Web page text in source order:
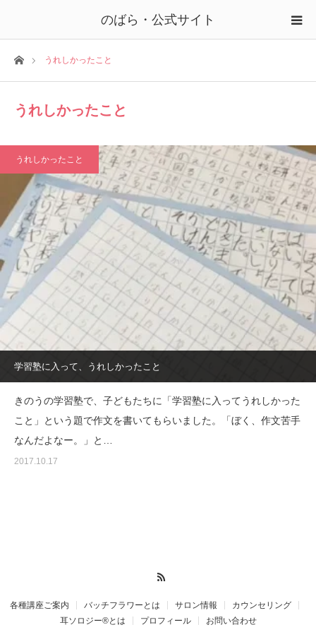
のばら・公式サイト
ホームうれしかったこと
うれしかったこと
うれしかったこと
学習塾に入って、うれしかったこと
きのうの学習塾で、子どもたちに「学習塾に入ってうれしかった
こと」という題で作文を書いてもらいました。「ぼく、作文苦手
なんだよなー。」と…
2017.10.17
各種講座ご案内 バッチフラワーとは サロン情報
カウンセリング
耳ソロジー®とは
プロフィール お問い合わせ